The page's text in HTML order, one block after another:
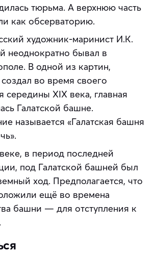
тюрьма. А верхнюю часть
как обсерваторию.
художник-маринист И.К.
неоднократно бывал в
В одной из картин,
во время своего
середины XIX века, главная
Галатской башне.
называется «Галатская башня
в период последней
под Галатской башней был
ход. Предполагается, что
ещё во времена
башни — для отступления к